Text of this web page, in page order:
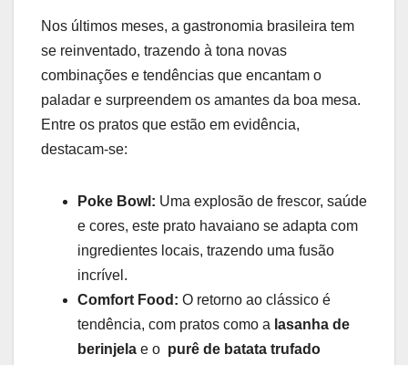
Nos últimos meses,⁤ a gastronomia ‌brasileira tem
se reinventado, ​trazendo ⁤à tona novas
combinações‌ e tendências que‌ encantam o
paladar e surpreendem os amantes da boa ⁢mesa.
Entre ‌os pratos que estão em evidência,⁢
destacam-se:
Poke Bowl: Uma explosão de frescor, ⁤saúde
e cores, este prato ​havaiano‌ se adapta ​com
⁢ingredientes locais,​ trazendo‌ uma fusão
incrível.
Comfort Food: O retorno‍ ao clássico é
‍tendência, com ‌pratos como⁣ a lasanha de
berinjela ​e⁤ o ⁣ purê de ​batata⁤ trufado